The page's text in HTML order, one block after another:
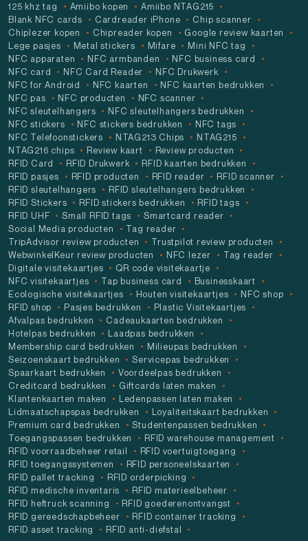
125 khz tag Amiibo kopen
Amiibo NTAG215
Blank NFC cards
Cardreader iPhone
Chip scanner
Chiplezer kopen
Chipreader kopen
Google review kaarten
Lege pasjes
Metal stickers Mifare
Mini NFC tag
NFC apparaten
NFC armbanden
NFC business card
NFC card
NFC Card Reader
NFC Drukwerk
NFC for Android
NFC kaarten
NFC kaarten bedrukken
NFC pas
NFC producten
NFC scanner
NFC sleutelhangers
NFC sleutelhangers bedrukken
NFC stickers
NFC stickers bedrukken
NFC tags
NFC Telefoonstickers
NTAG213 Chips
NTAG215
NTAG216 chips
Review kaart
Review producten
RFID Card
RFID Drukwerk
RFID kaarten bedrukken
RFID pasjes
RFID producten RFID reader
RFID scanner
RFID sleutelhangers
RFID sleutelhangers bedrukken
RFID Stickers
RFID stickers bedrukken
RFID tags
RFID UHF
Small RFID tags
Smartcard reader
Social Media producten
Tag reader
TripAdvisor review producten
Trustpilot review producten
WebwinkelKeur review producten
NFC lezer
Tag reader
Digitale visitekaartjes
QR code visitekaartje
NFC visitekaartjes
Tap business card
Businesskaart
Ecologische visitekaartjes
Houten visitekaartjes
NFC shop
RFID shop
Pasjes bedrukken
Plastic Visitekaartjes
Afvalpas bedrukken
Cadeaukaarten bedrukken
Hotelpas bedrukken
Laadpas bedrukken
Membership card bedrukken
Milieupas bedrukken
Seizoenskaart bedrukken
Servicepas bedrukken
Spaarkaart bedrukken
Voordeelpas bedrukken
Creditcard bedrukken
Giftcards laten maken
Klantenkaarten maken
Ledenpassen laten maken
Lidmaatschapspas bedrukken
Loyaliteitskaart bedrukken
Premium card bedrukken
Studentenpassen bedrukken
Toegangspassen bedrukken
RFID warehouse management
RFID voorraadbeheer retail
RFID voertuigtoegang
RFID toegangssystemen
RFID personeelskaarten
RFID pallet tracking
RFID orderpicking
RFID medische inventaris
RFID materieelbeheer
RFID heftruck scanning
RFID goederenontvangst
RFID gereedschapbeheer
RFID container tracking
RFID asset tracking
RFID anti-diefstal